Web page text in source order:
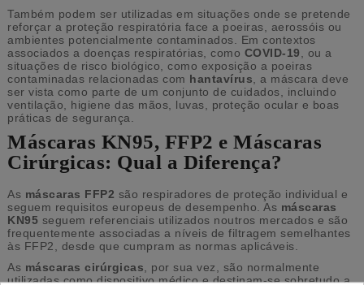
Também podem ser utilizadas em situações onde se pretende
reforçar a proteção respiratória face a poeiras, aerossóis ou
ambientes potencialmente contaminados. Em contextos
associados a doenças respiratórias, como COVID-19 , ou a
situações de risco biológico, como exposição a poeiras
contaminadas relacionadas com hantavírus , a máscara deve
ser vista como parte de um conjunto de cuidados, incluindo
ventilação, higiene das mãos, luvas, proteção ocular e boas
práticas de segurança.
Máscaras KN95, FFP2 e Máscaras
Cirúrgicas: Qual a Diferença?
As máscaras FFP2 são respiradores de proteção individual e
seguem requisitos europeus de desempenho. As máscaras
KN95 seguem referenciais utilizados noutros mercados e são
frequentemente associadas a níveis de filtragem semelhantes
às FFP2, desde que cumpram as normas aplicáveis.
As máscaras cirúrgicas , por sua vez, são normalmente
utilizadas como dispositivo médico e destinam-se sobretudo a